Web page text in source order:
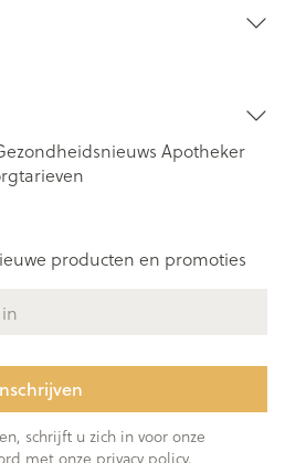
Apotheker
producten en promoties
schrijft u zich in voor onze
met onze privacy policy.